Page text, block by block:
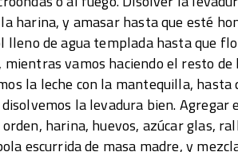
harina, y amasar hasta que esté
lleno de agua templada hasta que
vamos haciendo el resto de
la leche con la mantequilla, hasta
la levadura bien. Agregar
harina, huevos, azúcar glas,
escurrida de masa madre, y